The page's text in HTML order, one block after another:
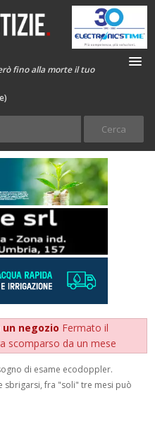
fino alla morte il tuo
un negozio Fermato il
scomparso da un mese
di esame ecodoppler.
sbrigarsi, fra "soli" tre mesi può